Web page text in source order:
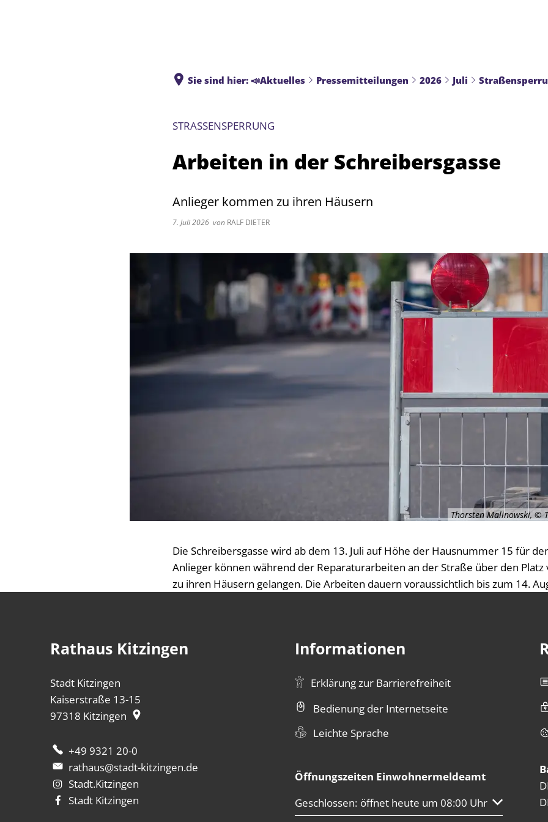
Sie sind hier: 📣Aktuelles Pressemitteilungen 2026 Juli
STRASSENSPERRUNG
Arbeiten in der Schreibersgasse
Anlieger kommen zu ihren Häusern
7. Juli 2026 von RALF DIETER
Thorsten Malinowski, ©
Die Schreibersgasse wird ab dem 13. Juli auf Höhe der Hausnummer 15 für
Anlieger können während der Reparaturarbeiten an der Straße über den
zu ihren Häusern gelangen. Die Arbeiten dauern voraussichtlich bis zum 14.
Rathaus Kitzingen
Stadt Kitzingen
Kaiserstraße 13-15
97318 Kitzingen
+49 9321 20-0
rathaus@stadt-kitzingen.de
Stadt.Kitzingen
Stadt Kitzingen
Informationen
Erklärung zur Barrierefreiheit
Bedienung der Internetseite
Leichte Sprache
Öffnungszeiten Einwohnermeldeamt
Klicken, um weitere Öffnungs- oder Schließzeiten
Geschlossen: öffnet heute um 08:00 Uhr